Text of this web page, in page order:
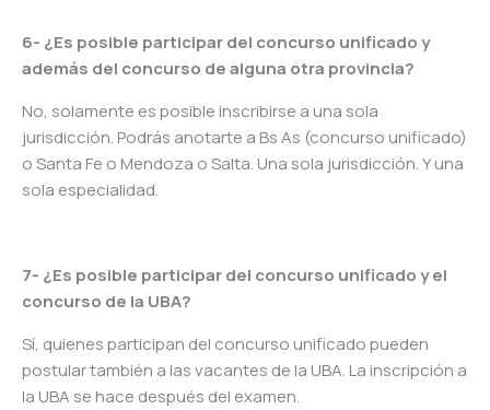
6- ¿Es posible participar del concurso unificado y
además del concurso de alguna otra provincia?
No, solamente es posible inscribirse a una sola
jurisdicción. Podrás anotarte a Bs As (concurso unificado)
o Santa Fe o Mendoza o Salta. Una sola jurisdicción. Y una
sola especialidad.
7- ¿Es posible participar del concurso unificado y el
concurso de la UBA?
Sí, quienes participan del concurso unificado pueden
postular también a las vacantes de la UBA. La inscripción a
la UBA se hace después del examen.